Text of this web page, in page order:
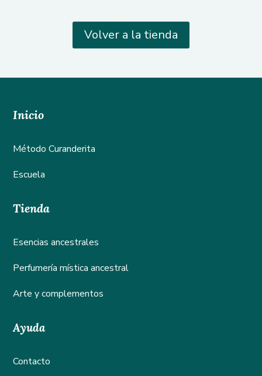
Volver a la tienda
Inicio
Método Curanderita
Escuela
Tienda
Esencias ancestrales
Perfumería mística ancestral
Arte y complementos
Ayuda
Contacto